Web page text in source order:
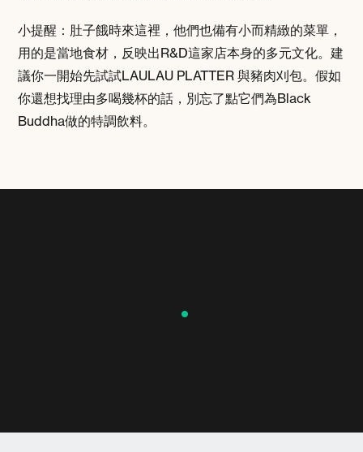
小提醒：肚子餓時來這裡，他們也備有小而精緻的菜單，
用的是當地食材，反映出R&D這家店本身的多元文化。建
議你一開始先試試LAULAU PLATTER 與豬肉刈包。假如
你還想找理由多喝幾杯的話，別忘了點它們為Black
Buddha做的特調飲料。